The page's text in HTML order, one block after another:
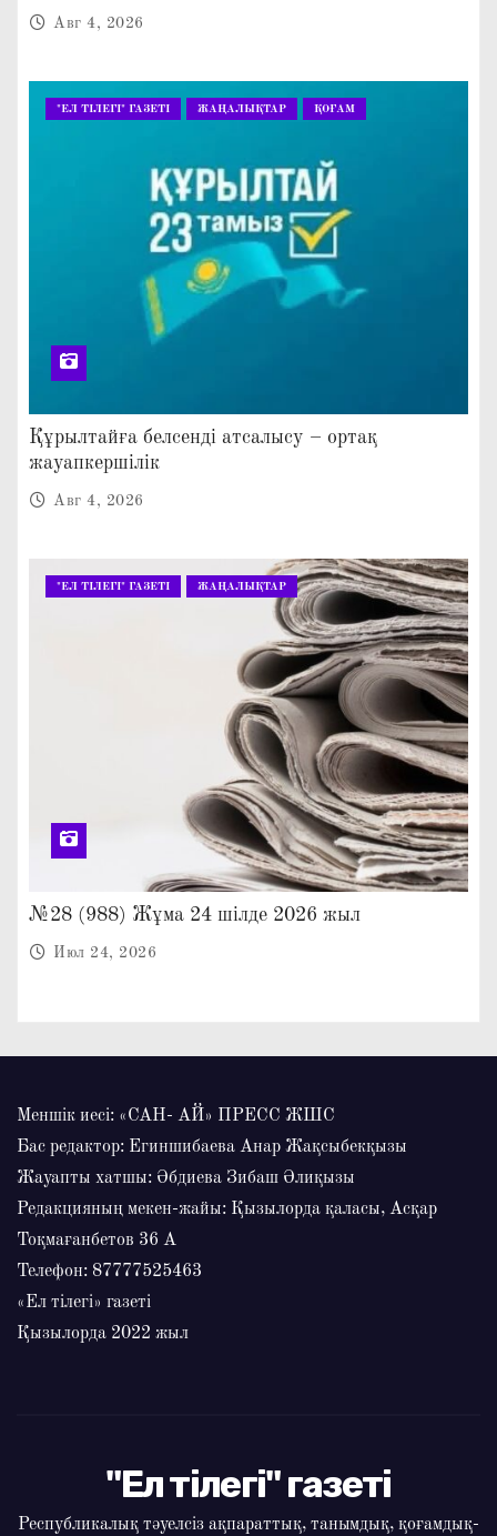
Авг 4, 2026
"ЕЛ ТІЛЕГІ" ГАЗЕТІ ЖАҢАЛЫҚТАР ҚОҒАМ
Құрылтайға белсенді атсалысу – ортақ
жауапкершілік
Авг 4, 2026
"ЕЛ ТІЛЕГІ" ГАЗЕТІ ЖАҢАЛЫҚТАР
№28 (988) Жұма 24 шілде 2026 жыл
Июл 24, 2026
Меншік иесі: «САН- АЙ» ПРЕСС ЖШС
Бас редактор: Егиншибаева Анар Жақсыбекқызы
Жауапты хатшы: Әбдиева Зибаш Әлиқызы
Редакцияның мекен-жайы: Қызылорда қаласы, Асқар
Тоқмағанбетов 36 А
Телефон: 87777525463
«Ел тілегі» газеті
Қызылорда 2022 жыл
"Ел тілегі" газеті
Республикалық тәуелсіз ақпараттық, танымдық, қоғамдық-